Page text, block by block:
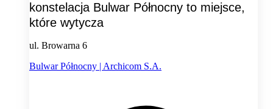
konstelacja Bulwar Północny to miejsce,
które wytycza
ul. Browarna 6
Bulwar Północny | Archicom S.A.